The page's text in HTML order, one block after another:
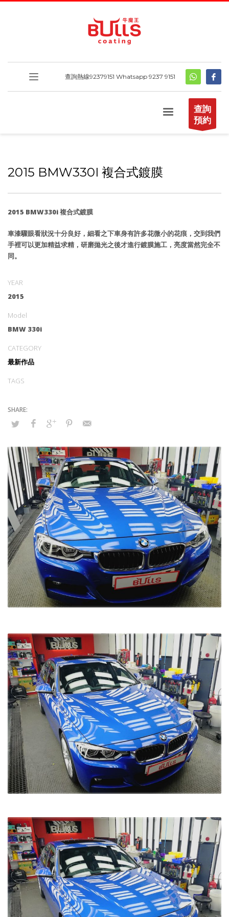
查詢熱線92379151 Whatsapp 9237 9151
查詢
預約
2015 BMW330I 複合式鍍膜
2015 BMW330i 複合式鍍膜
車漆驟眼看狀況十分良好，細看之下車身有許多花微小的花痕，交到我們
手裡可以更加精益求精，研磨拋光之後才進行鍍膜施工，亮度當然完全不
同。
YEAR
2015
Model
BMW 330i
CATEGORY
最新作品
TAGS